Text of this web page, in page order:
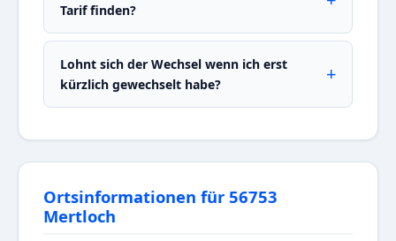
Tarif finden?
Lohnt sich der Wechsel wenn ich erst
kürzlich gewechselt habe?
Ortsinformationen für 56753
Mertloch